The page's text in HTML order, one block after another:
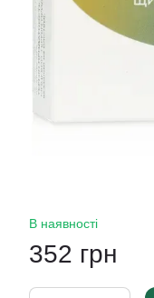
В наявності
352 грн